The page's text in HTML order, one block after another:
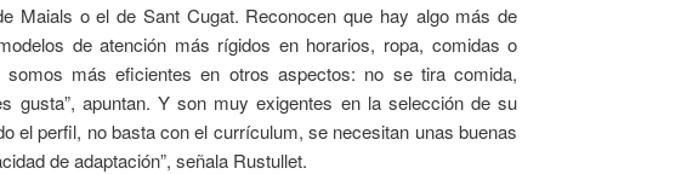
Maials o el de Sant Cugat. Reconocen que hay algo más de
de atención más rígidos en horarios, ropa, comidas o
somos más eficientes en otros aspectos: no se tira comida,
gusta”, apuntan. Y son muy exigentes en la selección de su
el perfil, no basta con el currículum, se necesitan unas buenas
de adaptación”, señala Rustullet.